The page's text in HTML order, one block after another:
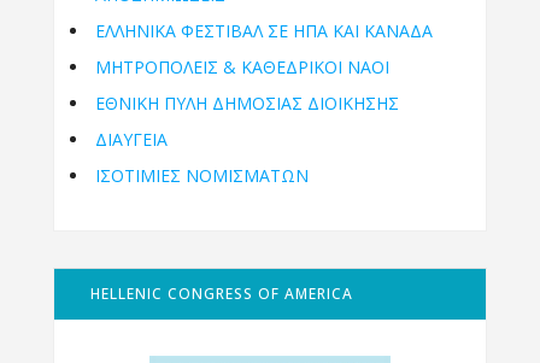
ΕΛΛΗΝΙΚΆ ΦΕΣΤΙΒΆΛ ΣΕ ΗΠΑ ΚΑΙ ΚΑΝΑΔΑ
ΜΗΤΡΟΠΌΛΕΙΣ & ΚΑΘΕΔΡΙΚΟΊ ΝΑΟΊ
ΕΘΝΙΚΉ ΠΎΛΗ ΔΗΜΌΣΙΑΣ ΔΙΟΊΚΗΣΗΣ
ΔΙΑΥΓΕΙΑ
ΙΣΟΤΙΜΙΕΣ ΝΟΜΙΣΜΑΤΩΝ
HELLENIC CONGRESS OF AMERICA